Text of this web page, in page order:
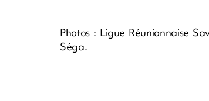
Photos : Ligue Réunionnaise
Séga.